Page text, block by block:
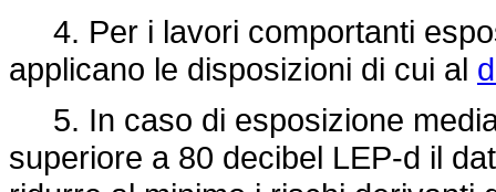
4. Per i lavori comportanti
applicano le disposizioni di cui al
5. In caso di esposizione
superiore a 80 decibel LEP-d il